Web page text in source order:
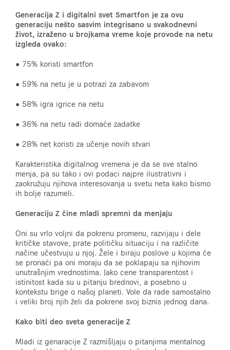
Generacija Z i digitalni svet Smartfon je za ovu
generaciju nešto sasvim integrisano u svakodnevni
život, izraženo u brojkama vreme koje provode na netu
izgleda ovako:
● 75% koristi smartfon
● 59% na netu je u potrazi za zabavom
● 58% igra igrice na netu
● 36% na netu radi domaće zadatke
● 28% net koristi za učenje novih stvari
Karakteristika digitalnog vremena je da se sve stalno
menja, pa su tako i ovi podaci najpre ilustrativni i
zaokružuju njihova interesovanja u svetu neta kako bismo
ih bolje razumeli.
Generaciju Z čine mladi spremni da menjaju
Oni su vrlo voljni da pokrenu promenu, razvijaju i dele
kritičke stavove, prate političku situaciju i na različite
načine učestvuju u njoj. Žele i biraju poslove u kojima će
se pronaći pa oni moraju da se poklapaju sa njihovim
unutrašnjim vrednostima. Jako cene transparentost i
istinitost kada su u pitanju brednovi, a posebno u
kontekstu brige o našoj planeti. Vole da rade samostalno
i veliki broj njih želi da pokrene svoj biznis jednog dana.
Kako biti deo sveta generacije Z
Mladi iz genaracije Z razmišljaju o pitanjima mentalnog